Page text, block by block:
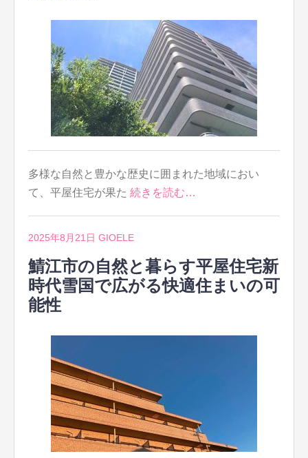
多様な自然と豊かな歴史に囲まれた地域におい
て、平屋住宅が果た 続きを読む…
2025年8月21日 GIOELE
鯖江市の自然と暮らす平屋住宅新
時代雪国で広がる快適住まいの可
能性